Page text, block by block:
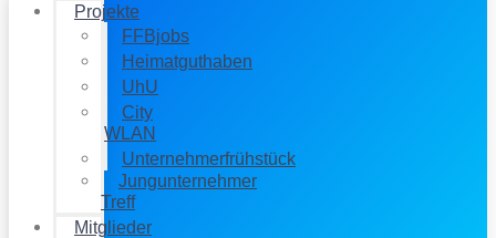
Projekte
FFBjobs
Heimatguthaben
UhU
City
WLAN
Unternehmerfrühstück
Jungunternehmer
Treff
Mitglieder